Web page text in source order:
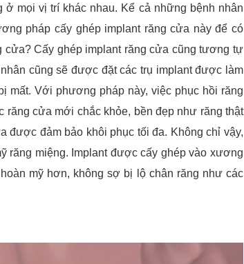
mọi vị trí khác nhau. Kể cả những bệnh nhân
pháp cấy ghép implant răng cửa này để có
cửa? Cấy ghép implant răng cửa cũng tương tự
cũng sẽ được đặt các trụ implant được làm
mất. Với phương pháp này, việc phục hồi răng
cửa mới chắc khỏe, bền đẹp như răng thật
được đảm bảo khôi phục tối đa. Không chỉ vậy,
răng miệng. Implant được cấy ghép vào xương
mỹ hơn, không sợ bị lộ chân răng như các